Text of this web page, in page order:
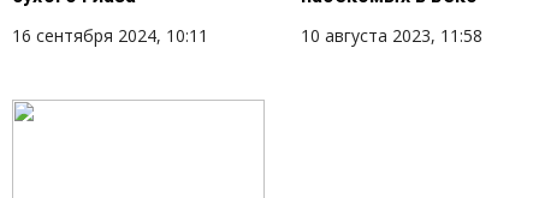
16 сентября 2024, 10:11
10 августа 2023, 11:58